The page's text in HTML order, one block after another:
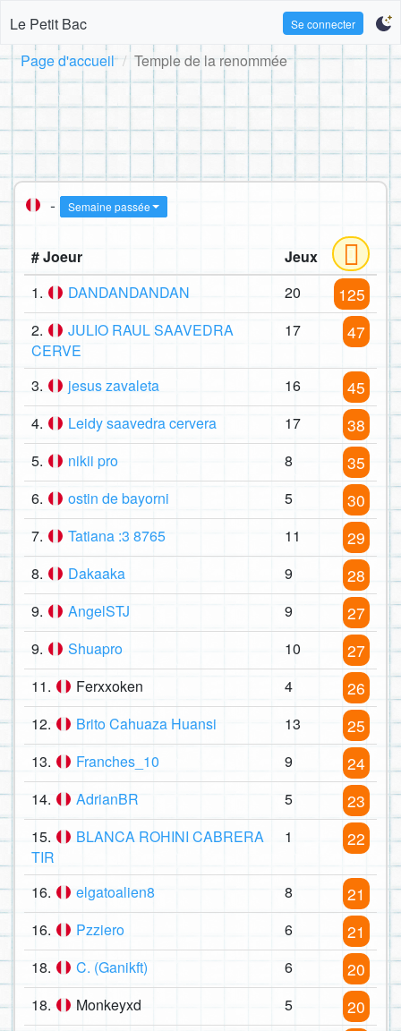
Le Petit Bac Se connecter
Page d'accueil Temple de la renommée
- Semaine passée
# Joeur
Jeux
1.
DANDANDANDAN 20 125
2.
JULIO RAUL SAAVEDRA
CERVE
17 47
3. jesus zavaleta 16 45
4. Leidy saavedra cervera 17 38
5. nikii pro 8 35
6. ostin de bayorni 5 30
7. Tatiana :3 8765 11 29
8. Dakaaka 9 28
9. AngelSTJ 9 27
9. Shuapro 10 27
11. Ferxxoken 4 26
12. Brito Cahuaza Huansi 13 25
13. Franches_10 9 24
14. AdrianBR 5 23
15.
BLANCA ROHINI CABRERA
TIR
1 22
16. elgatoalien8 8 21
16. Pzziero 6 21
18. C. (Ganikft) 6 20
18. Monkeyxd 5 20